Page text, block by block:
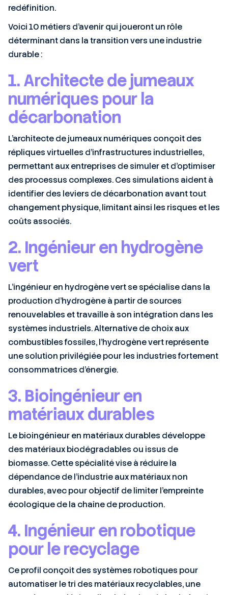
redéfinition.
Voici 10 métiers d’avenir qui joueront un rôle
déterminant dans la transition vers une industrie
durable :
1. Architecte de jumeaux
numériques pour la
décarbonation
L’architecte de jumeaux numériques conçoit des
répliques virtuelles d’infrastructures industrielles,
permettant aux entreprises de simuler et d’optimiser
des processus complexes. Ces simulations aident à
identifier des leviers de décarbonation avant tout
changement physique, limitant ainsi les risques et les
coûts associés.
2. Ingénieur en hydrogène
vert
L’ingénieur en hydrogène vert se spécialise dans la
production d’hydrogène à partir de sources
renouvelables et travaille à son intégration dans les
systèmes industriels. Alternative de choix aux
combustibles fossiles, l’hydrogène vert représente
une solution privilégiée pour les industries fortement
consommatrices d’énergie.
3. Bioingénieur en
matériaux durables
Le bioingénieur en matériaux durables développe
des matériaux biodégradables ou issus de
biomasse. Cette spécialité vise à réduire la
dépendance de l’industrie aux matériaux non
durables, avec pour objectif de limiter l’empreinte
écologique de la chaîne de production.
4. Ingénieur en robotique
pour le recyclage
Ce profil conçoit des systèmes robotiques pour
automatiser le tri des matériaux recyclables, une